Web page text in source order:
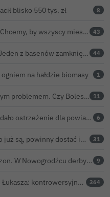
blisko 550 tys. zł 8
istotne.pl po ukraińsku i angielsku. Chcemy, by wszyscy mieszkańcy żyli sprawami Bolesławca 43
Incydent kałowy przy Spacerowej. Jeden z basenów zamknięty do odwołania 44
na hałdzie biomasy 1
Użytkownicy hulajnóg coraz większym problemem. Czy Bolesławiec powinien pójść śladem Gniezna? 11
Będzie naprawdę gorąco. IMGW wydało ostrzeżenie dla powiatu bolesławieckiego 6
Słonie wróciły do Bolesławca. Skoro już są, powinny dostać imiona? 31
Twardy, Chrobry i BKS zaczynają sezon. W Nowogrodźcu derby i pomoc dla Jakuba w powrocie do zdrowia 9
„Wyborcza” o imprezie szpitala św. Łukasza: kontrowersyjna gala dla pracowników 364